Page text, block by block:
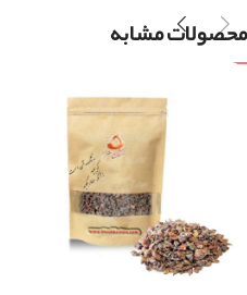
محصولات مشابه